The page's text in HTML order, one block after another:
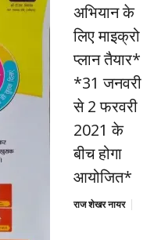
अभियान के
लिए माइक्रो
प्लान तैयार*
*31 जनवरी
से 2 फरवरी
2021 के
बीच होगा
आयोजित*
राज शेखर नायर